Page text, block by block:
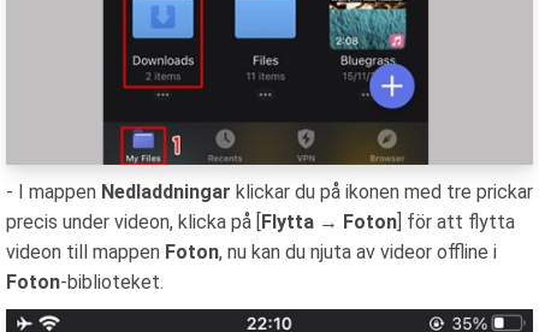
- I mappen Nedladdningar klickar du på ikonen med tre prickar
precis under videon, klicka på [Flytta → Foton] för att flytta
videon till mappen Foton, nu kan du njuta av videor offline i
Foton-biblioteket.